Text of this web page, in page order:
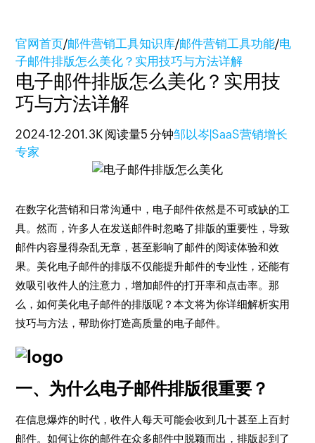
官网首页/邮件营销工具知识库/邮件营销工具功能/电
子邮件排版怎么美化？实用技巧与方法详解
电子邮件排版怎么美化？实用技
巧与方法详解
2024-12-201.3K 阅读量5 分钟邹以岑|SaaS营销增长
专家
在数字化营销和日常沟通中，电子邮件依然是不可或缺的工
具。然而，许多人在发送邮件时忽略了排版的重要性，导致
邮件内容显得杂乱无章，甚至影响了邮件的阅读体验和效
果。美化电子邮件的排版不仅能提升邮件的专业性，还能有
效吸引收件人的注意力，增加邮件的打开率和点击率。那
么，如何美化电子邮件的排版呢？本文将为你详细解析实用
技巧与方法，帮助你打造高质量的电子邮件。
一、为什么电子邮件排版很重要？
在信息爆炸的时代，收件人每天可能会收到几十甚至上百封
邮件。如何让你的邮件在众多邮件中脱颖而出，排版起到了